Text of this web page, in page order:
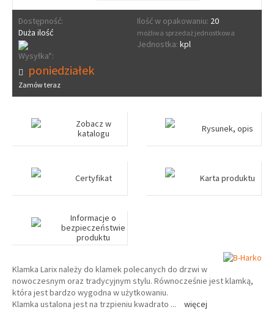
Dostępność:
Duża ilość
Ilość w opakowaniu: 20
możliwa sprzedaż jednostkowa
Jednostka: kpl
Wysyłka*:
poniedziałek
Zamów teraz
Zobacz w
katalogu
Rysunek, opis
Certyfikat Karta produktu
Informacje o
bezpieczeństwie
produktu
Klamka Larix należy do klamek polecanych do drzwi w
nowoczesnym oraz tradycyjnym stylu. Równocześnie jest klamką,
która jest bardzo wygodna w użytkowaniu.
Klamka ustalona jest na trzpieniu kwadrato ... więcej